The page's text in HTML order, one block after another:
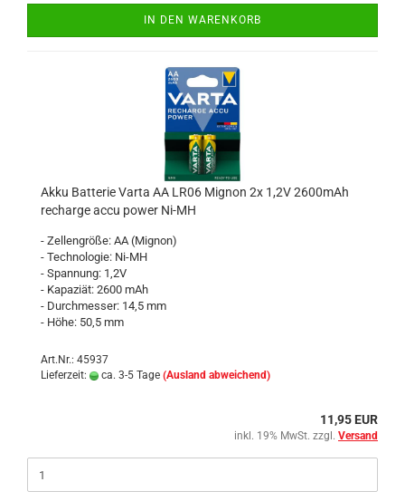
IN DEN WARENKORB
Akku Batterie Varta AA LR06 Mignon 2x 1,2V 2600mAh
recharge accu power Ni-MH
- Zellengröße: AA (Mignon)
- Technologie: Ni-MH
- Spannung: 1,2V
- Kapaziät: 2600 mAh
- Durchmesser: 14,5 mm
- Höhe: 50,5 mm
Art.Nr.: 45937
Lieferzeit:
ca. 3-5 Tage (Ausland abweichend)
11,95 EUR
inkl. 19% MwSt. zzgl. Versand